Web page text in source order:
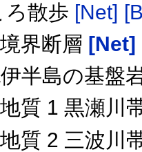
ろ散歩 [Net]
界断層 [Net]
半島の基盤
質 1 黒瀬川
質 2 三波川